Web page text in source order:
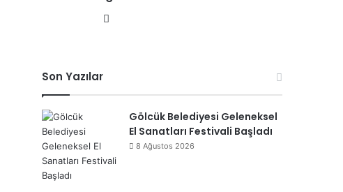
Son Yazılar
Gölcük Belediyesi Geleneksel
El Sanatları Festivali Başladı
8 Ağustos 2026